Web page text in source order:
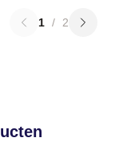
1 / 2